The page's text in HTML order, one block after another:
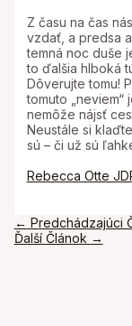
Z času na čas
vzdať, a predsa
temná noc duše
to ďalšia hlboká
Dôverujte tomu!
tomuto
nemôže nájsť
Neustále si
sú – či už sú
Rebecca Otte
Navigácia
v
← Predchádzajúci
Ďalší Článok →